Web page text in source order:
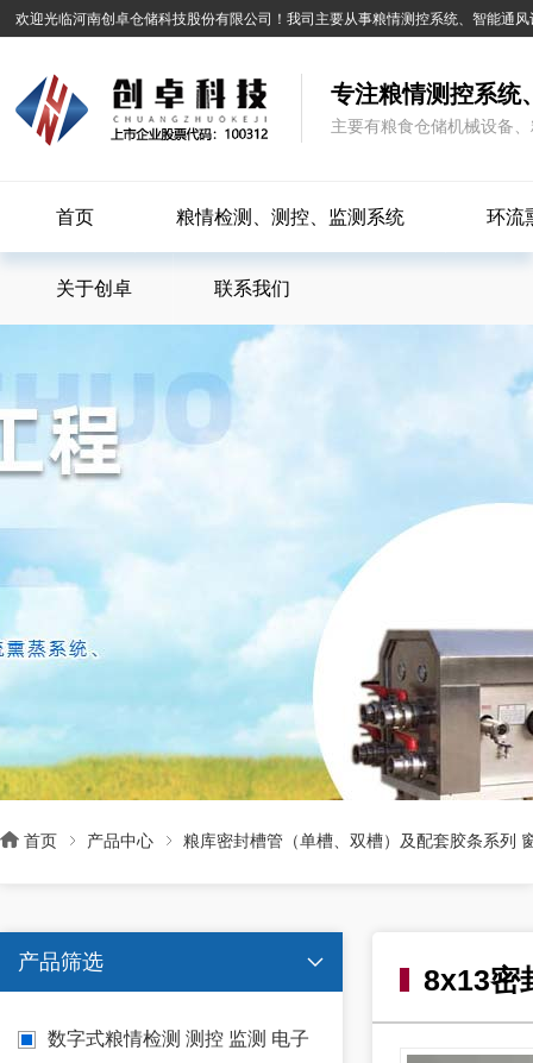
欢迎光临河南创卓仓储科技股份有限公司！我司主要从事粮情测控系统、智能通
专注粮情测控系统
主要有粮食仓储机械设备
首页 粮情检测、测控、监测系统 环流
关于创卓 联系我们
 首页 产品中心 粮库密封槽管（单槽、双槽）及配套胶条系列
产品筛选 
数字式粮情检测 测控 监测 电子
8x13密